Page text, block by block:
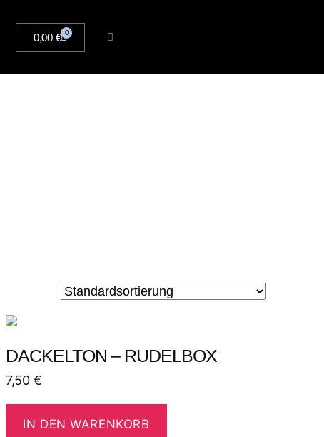
0,00 € 0
DACKELTON – RUDELBOX
7,50 €
IN DEN WARENKORB